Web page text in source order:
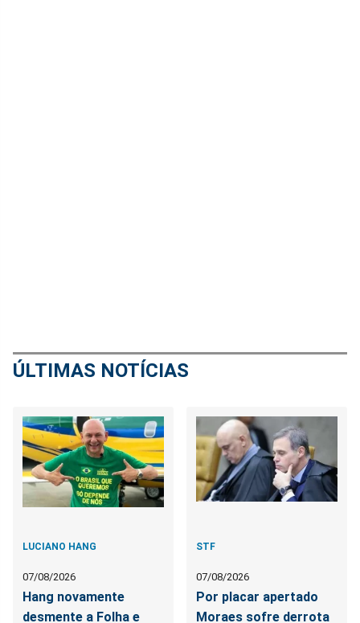
ÚLTIMAS NOTÍCIAS
LUCIANO HANG
07/08/2026
Hang novamente
desmente a Folha e
STF
07/08/2026
Por placar apertado
Moraes sofre derrota